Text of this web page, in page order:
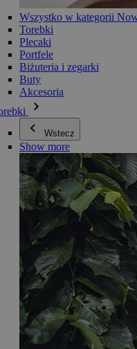
Wszystko w kategorii
Torebki
Plecaki
Portfele
Biżuteria i zegarki
Buty
Akcesoria
Wstecz
Show more